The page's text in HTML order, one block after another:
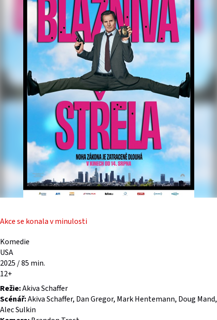
Akce se konala v minulosti
Komedie
USA
2025 / 85 min.
12+
Režie:Akiva Schaffer
Scénář:Akiva Schaffer, Dan Gregor, Mark Hentemann, Doug Mand,
Alec Sulkin